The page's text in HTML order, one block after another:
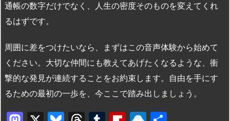
通帳の数字だけでなく、人生の密度そのものを変えてくれ
るはずです。
周囲に差をつけたいなら、まずはこの音声体験から始めて
ください。大切な仲間にも教えてあげたくなるような、衝
撃的な発見が連続することをお約束します。自由を手にす
るための最初の一歩を、今ここで踏み出しましょう。